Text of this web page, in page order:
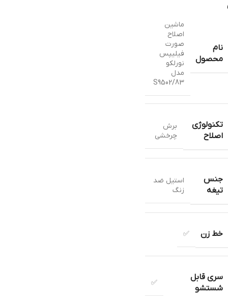
نام
محصول
ماشین
اصلاح
صورت
فیلیپس
نورلکو
مدل
S9502/83
تکنولوژی
اصلاح
برش
چرخشي
جنس
تیغه
استيل ضد
زنگ
خط زن ✅
سری قابل
شستشو
✅